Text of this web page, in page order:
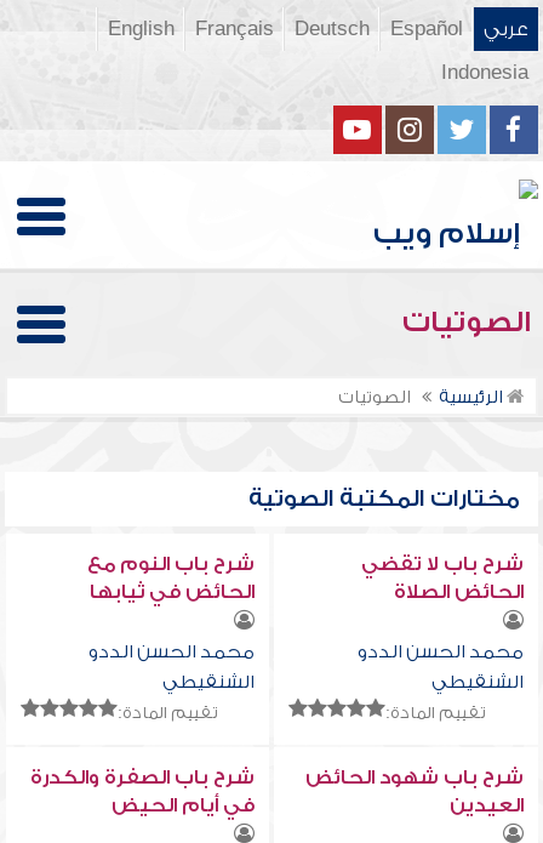
عربي Español
Deutsch
Français
English
Indonesia
الصوتيات
الرئيسية الصوتيات
مختارات المكتبة الصوتية
شرح باب لا تقضي
الحائض الصلاة
محمد الحسن الددو
الشنقيطي
تقييم المادة:
شرح باب النوم مع
الحائض في ثيابها
محمد الحسن الددو
الشنقيطي
تقييم المادة:
شرح باب شهود الحائض
العيدين
شرح باب الصفرة والكدرة
في أيام الحيض